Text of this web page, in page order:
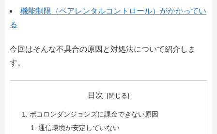
機能制限（ペアレンタルコントロール）がかかってい
る
今回はそんな不具合の原因と対処法について紹介しま
す。
目次
ポコロンダンジョンズに課金できない原因
通信環境が安定していない